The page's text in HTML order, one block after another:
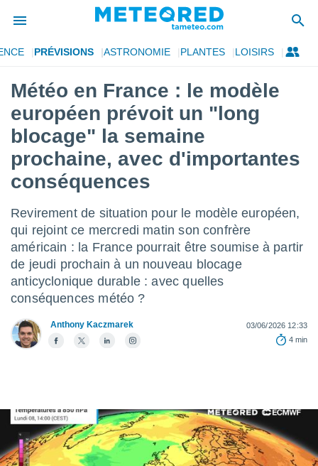
de
a
par
en
et
des
par le
ACCEPTER
ET
CONTINUER
PRÉVISIONS ASTRONOMIE PLANTES LOISIRS
Météo en France : le modèle
européen prévoit un "long
blocage" la semaine
prochaine, avec d'importantes
conséquences
Revirement de situation pour le modèle européen,
qui rejoint ce mercredi matin son confrère
américain : la France pourrait être soumise à partir
de jeudi prochain à un nouveau blocage
anticyclonique durable : avec quelles
conséquences météo ?
Anthony Kaczmarek
03/06/2026 12:33
4 min